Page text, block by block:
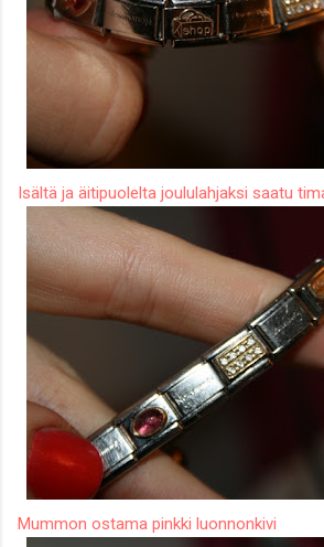
Isältä ja äitipuolelta joululahjaksi saatu
Mummon ostama pinkki luonnonkivi